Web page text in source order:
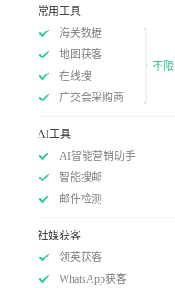
常用工具
海关数据
地图获客
在线搜
广交会采购商
不限
AI工具
AI智能营销助手
智能搜邮
邮件检测
社媒获客
领英获客
WhatsApp获客